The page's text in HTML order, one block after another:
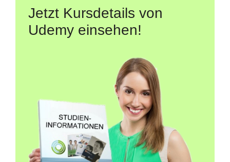
Jetzt Kursdetails von
Udemy einsehen!